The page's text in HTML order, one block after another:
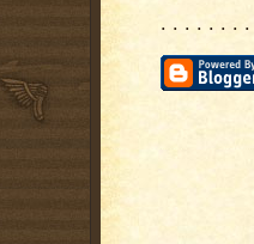
· · · · · · ·